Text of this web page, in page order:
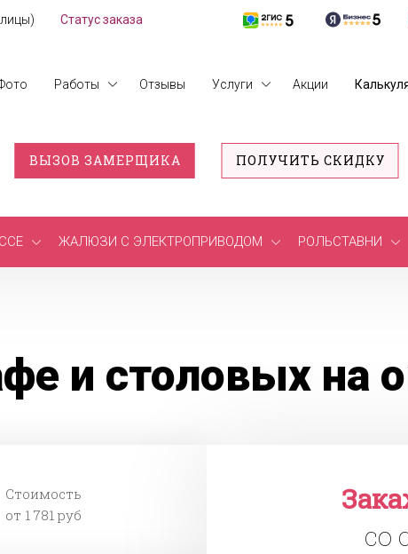
Статус заказа
Работы Отзывы Услуги Акции
ВЫЗОВ ЗАМЕРЩИКА ПОЛУЧИТЬ СКИДКУ
ЖАЛЮЗИ С ЭЛЕКТРОПРИВОДОМ РОЛЬСТАВНИ
и столовых на
Стоимость
от 1 781 руб
со